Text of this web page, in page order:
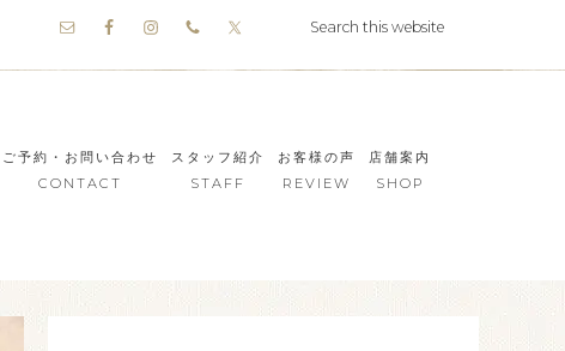
ご予約・お問い合わせ
CONTACT
スタッフ紹介
STAFF
お客様の声
REVIEW
店舗案内
SHOP